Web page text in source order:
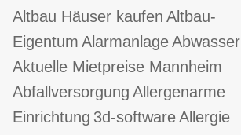
Altbau Häuser kaufen Altbau-
Eigentum AlarmanlageAbwasser
Aktuelle Mietpreise Mannheim
Abfallversorgung Allergenarme
Einrichtung 3d-softwareAllergie